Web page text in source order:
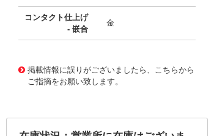
コンタクト仕上げ
- 嵌合
金
掲載情報に誤りがございましたら、こちらから
ご指摘をお願い致します。